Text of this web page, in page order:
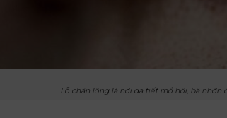
Lỗ chân lông là nơi da tiết mồ hôi, bã nhờn